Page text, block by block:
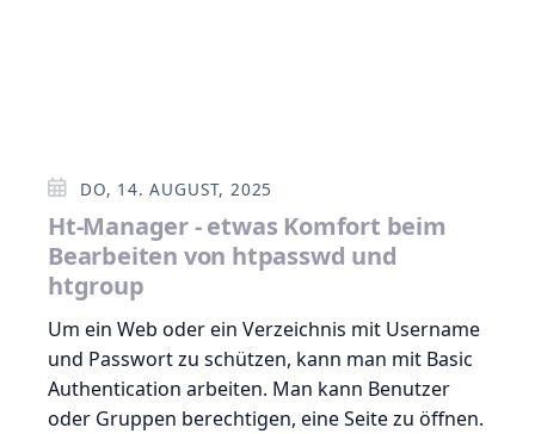
DO, 14. AUGUST, 2025
Ht-Manager - etwas Komfort beim
Bearbeiten von htpasswd und
htgroup
Um ein Web oder ein Verzeichnis mit Username
und Passwort zu schützen, kann man mit Basic
Authentication arbeiten. Man kann Benutzer
oder Gruppen berechtigen, eine Seite zu öffnen.